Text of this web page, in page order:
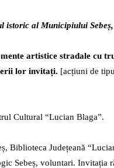
istoric al Municipiului
artistice stradale cu
lor invitați. [acțiuni de
Cultural “Lucian Blaga”.
Biblioteca Județeană
Sebeș, voluntari. Invitația